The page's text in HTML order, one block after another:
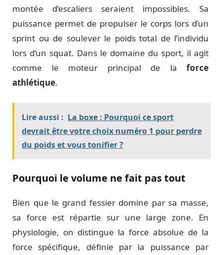
montée d’escaliers seraient impossibles. Sa
puissance permet de propulser le corps lors d’un
sprint ou de soulever le poids total de l’individu
lors d’un squat. Dans le domaine du sport, il agit
comme le moteur principal de la force
athlétique.
Lire aussi : La boxe : Pourquoi ce sport
devrait être votre choix numéro 1 pour perdre
du poids et vous tonifier ?
Pourquoi le volume ne fait pas tout
Bien que le grand fessier domine par sa masse,
sa force est répartie sur une large zone. En
physiologie, on distingue la force absolue de la
force spécifique, définie par la puissance par